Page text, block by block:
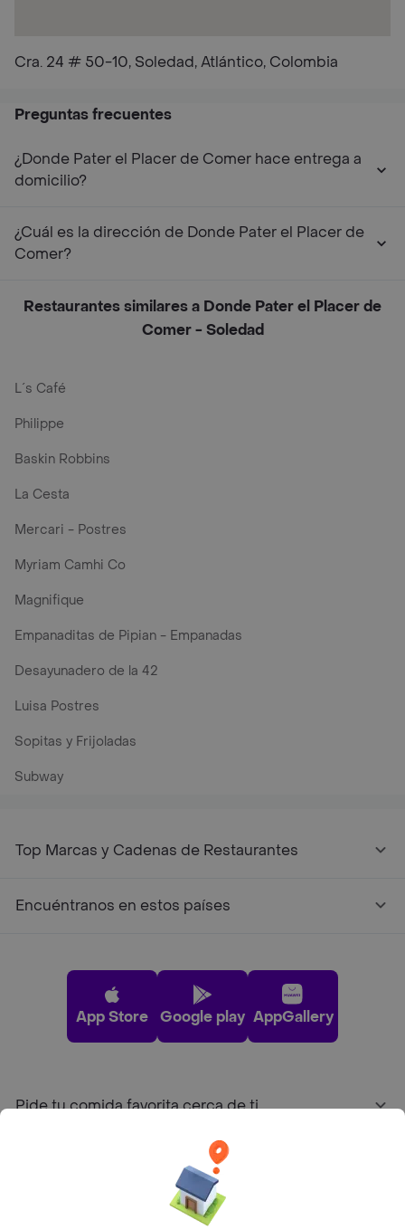
Cra. 24 # 50-10, Soledad, Atlántico, Colombia
Preguntas frecuentes
¿Donde Pater el Placer de Comer hace entrega a
domicilio?
¿Cuál es la dirección de Donde Pater el Placer de
Comer?
Restaurantes similares a Donde Pater el Placer de
Comer - Soledad
L´s Café
Philippe
Baskin Robbins
La Cesta
Mercari - Postres
Myriam Camhi Co
Magnifique
Empanaditas de Pipian - Empanadas
Desayunadero de la 42
Luisa Postres
Sopitas y Frijoladas
Subway
Top Marcas y Cadenas de Restaurantes
Encuéntranos en estos países
App Store Google play AppGallery
Pide tu comida favorita cerca de ti